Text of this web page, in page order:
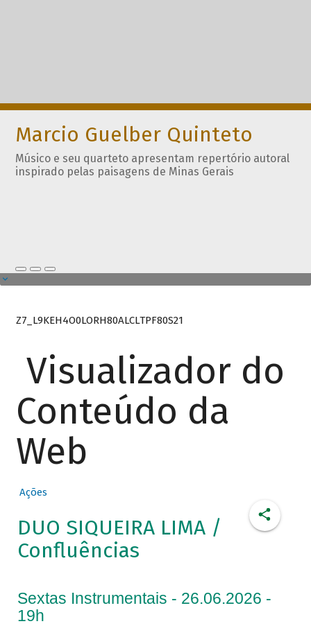
Marcio Guelber Quinteto
Músico e seu quarteto apresentam repertório autoral
inspirado pelas paisagens de Minas Gerais
Z7_L9KEH4O0LORH80ALCLTPF80S21
Visualizador do
Conteúdo da
Web
Ações
DUO SIQUEIRA LIMA /
Confluências
Sextas Instrumentais - 26.06.2026 -
19h